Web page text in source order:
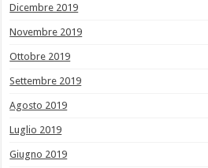
Dicembre 2019
Novembre 2019
Ottobre 2019
Settembre 2019
Agosto 2019
Luglio 2019
Giugno 2019